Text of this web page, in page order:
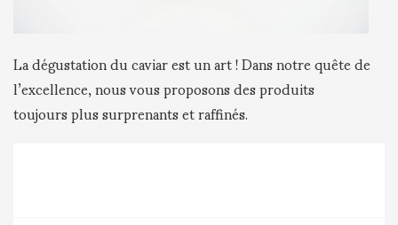
La dégustation du caviar est un art ! Dans notre quête de
l’excellence, nous vous proposons des produits
toujours plus surprenants et raffinés.